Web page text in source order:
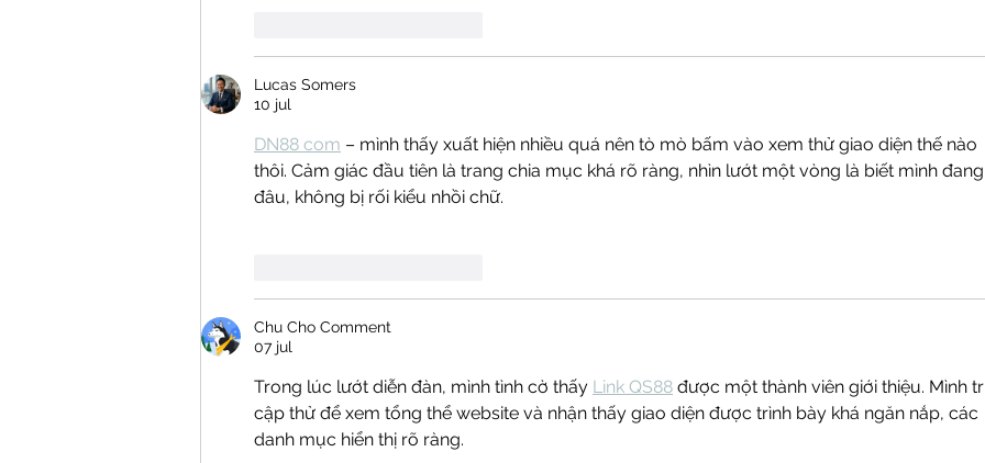
Lucas Somers
10 jul
DN88 com – mình thấy xuất hiện nhiều quá nên tò mò bấm vào xem thử giao diện thế nào
thôi. Cảm giác đầu tiên là trang chia mục khá rõ ràng, nhìn lướt một vòng là biết mình
đâu, không bị rối kiểu nhồi chữ.
Chu Cho Comment
07 jul
Trong lúc lướt diễn đàn, mình tình cờ thấy Link QS88 được một thành viên giới thiệu. Mình
cập thử để xem tổng thể website và nhận thấy giao diện được trình bày khá ngăn nắp, các
danh mục hiển thị rõ ràng.